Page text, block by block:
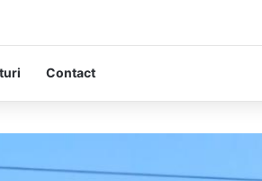
Contact